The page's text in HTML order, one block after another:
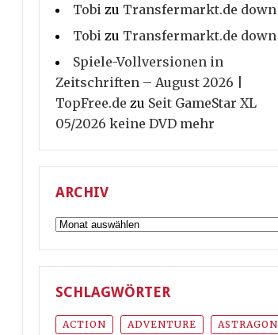
Tobi zu Transfermarkt.de down
Tobi zu Transfermarkt.de down
Spiele-Vollversionen in
Zeitschriften – August 2026 |
TopFree.de zu Seit GameStar XL
05/2026 keine DVD mehr
ARCHIV
Archiv
SCHLAGWÖRTER
ACTION ADVENTURE ASTRAGON